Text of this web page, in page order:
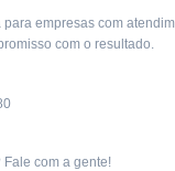
empresas com
com o resultado.
com a gente!